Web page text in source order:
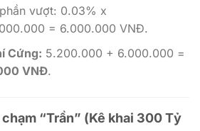
vượt: 0.03% x
= 6.000.000 VNĐ.
Cứng: 5.200.000 + 6.000.000 =
VNĐ.
“Trần” (Kê khai 300 Tỷ